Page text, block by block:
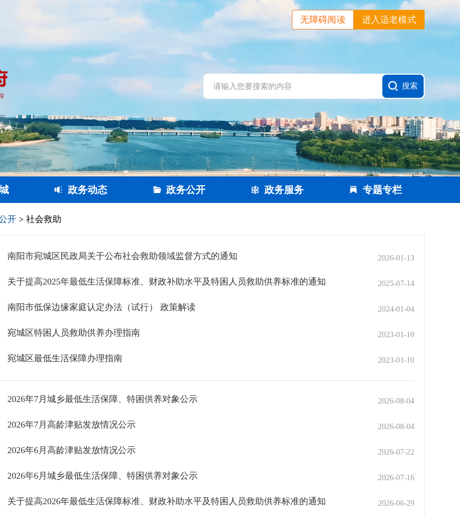
进入适老模式
无障碍阅读
政务动态 政务公开 政务服务 专题专栏
开 > 社会救助
2026-01-13
南阳市宛城区民政局关于公布社会救助领域监督方式的通知
2025-07-14
关于提高2025年最低生活保障标准、财政补助水平及特困人员救助供养标准的通知
2024-01-04
南阳市低保边缘家庭认定办法（试行） 政策解读
2023-01-10
宛城区特困人员救助供养办理指南
2023-01-10
宛城区最低生活保障办理指南
2026-08-04
2026年7月城乡最低生活保障、特困供养对象公示
2026-08-04
2026年7月高龄津贴发放情况公示
2026-07-22
2026年6月高龄津贴发放情况公示
2026-07-16
2026年6月城乡最低生活保障、特困供养对象公示
2026-06-29
关于提高2026年最低生活保障标准、财政补助水平及特困人员救助供养标准的通知